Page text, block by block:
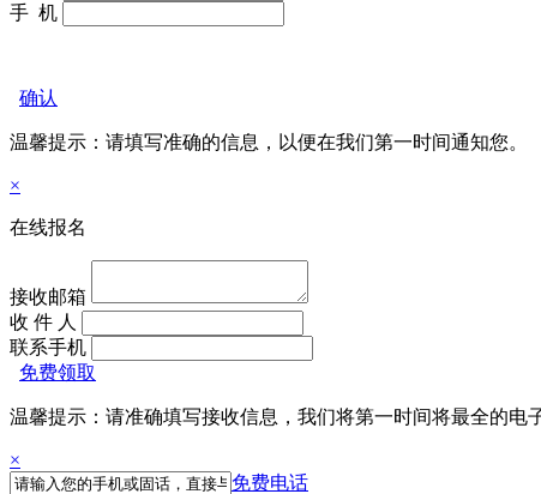
手 机
确认
温馨提示：请填写准确的信息，以便在我们第一时间通知您。
×
在线报名
接收邮箱
收 件 人
联系手机
免费领取
温馨提示：请准确填写接收信息，我们将第一时间将最全的电
×
免费电话